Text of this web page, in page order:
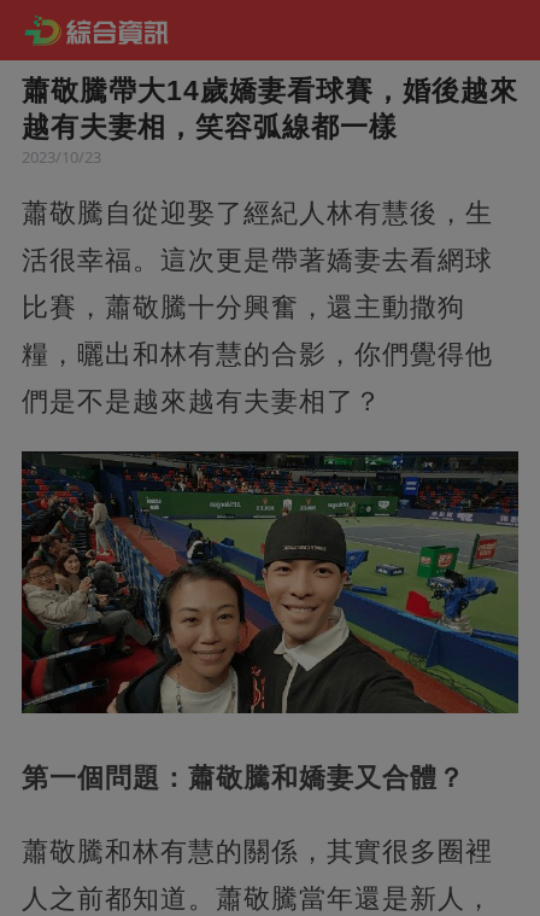
蕭敬騰帶大14歲嬌妻看球賽，婚後越來
越有夫妻相，笑容弧線都一樣
2023/10/23
蕭敬騰自從迎娶了經紀人林有慧後，生
活很幸福。這次更是帶著嬌妻去看網球
比賽，蕭敬騰十分興奮，還主動撒狗
糧，曬出和林有慧的合影，你們覺得他
們是不是越來越有夫妻相了？
第一個問題：蕭敬騰和嬌妻又合體？
蕭敬騰和林有慧的關係，其實很多圈裡
人之前都知道。蕭敬騰當年還是新人，